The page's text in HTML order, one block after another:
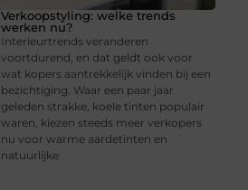
Verkoopstyling: welke trends
werken nu?
Interieurtrends veranderen
voortdurend, en dat geldt ook voor
wat kopers aantrekkelijk vinden bij een
bezichtiging. Waar een paar jaar
geleden strakke, koele tinten populair
waren, kiezen steeds meer verkopers
nu voor warme aardetinten en
natuurlijke